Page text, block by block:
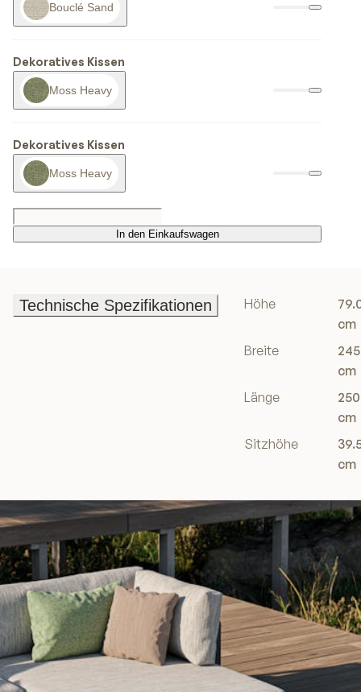
Bouclé Sand
Dekoratives Kissen
Moss Heavy
Dekoratives Kissen
Moss Heavy
In den Einkaufswagen
In den Einkaufswagen
Technische Spezifikationen
Höhe
cm
Breite
cm
Länge
cm
Sitzhöhe
cm